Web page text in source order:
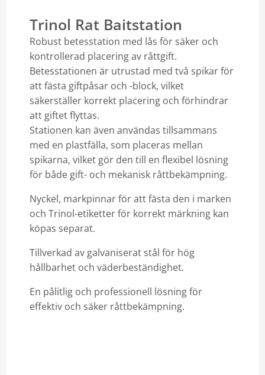
Trinol Rat Baitstation
Robust betesstation med lås för säker och
kontrollerad placering av råttgift.
Betesstationen är utrustad med två spikar för
att fästa giftpåsar och -block, vilket
säkerställer korrekt placering och förhindrar
att giftet flyttas.
Stationen kan även användas tillsammans
med en plastfälla, som placeras mellan
spikarna, vilket gör den till en flexibel lösning
för både gift- och mekanisk råttbekämpning.
Nyckel, markpinnar för att fästa den i marken
och Trinol-etiketter för korrekt märkning kan
köpas separat.
Tillverkad av galvaniserat stål för hög
hållbarhet och väderbeständighet.
En pålitlig och professionell lösning för
effektiv och säker råttbekämpning.